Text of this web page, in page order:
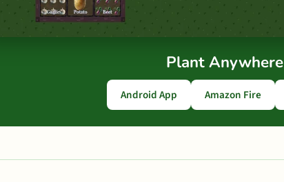
Plant Anywhere
Android App Amazon Fire